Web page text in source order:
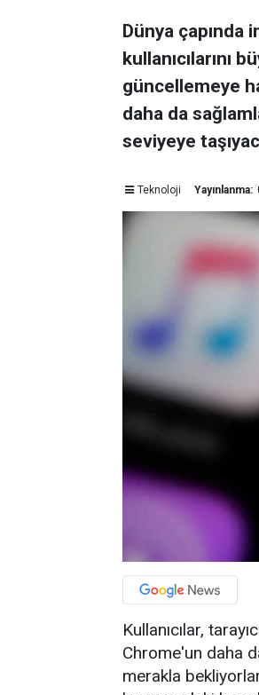
Dünya çapında
kullanıcılarını
güncellemeye
daha da
seviyeye
Teknoloji Yayınlanma:
Kullanıcılar,
Chrome'un daha
merakla